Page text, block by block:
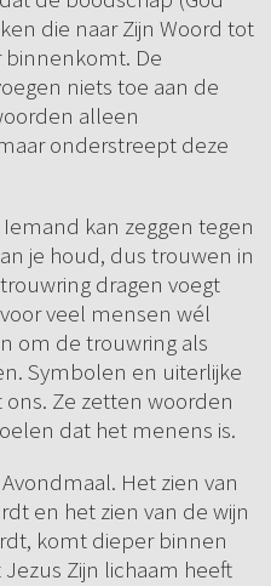
die naar Zijn Woord tot
binnenkomt. De
niets toe aan de
alleen
onderstreept deze
kan zeggen tegen
je houd, dus trouwen in
dragen voegt
veel mensen wél
om de trouwring als
Symbolen en uiterlijke
Ze zetten woorden
dat het menens is.
Het zien van
en het zien van de wijn
komt dieper binnen
Zijn lichaam heeft